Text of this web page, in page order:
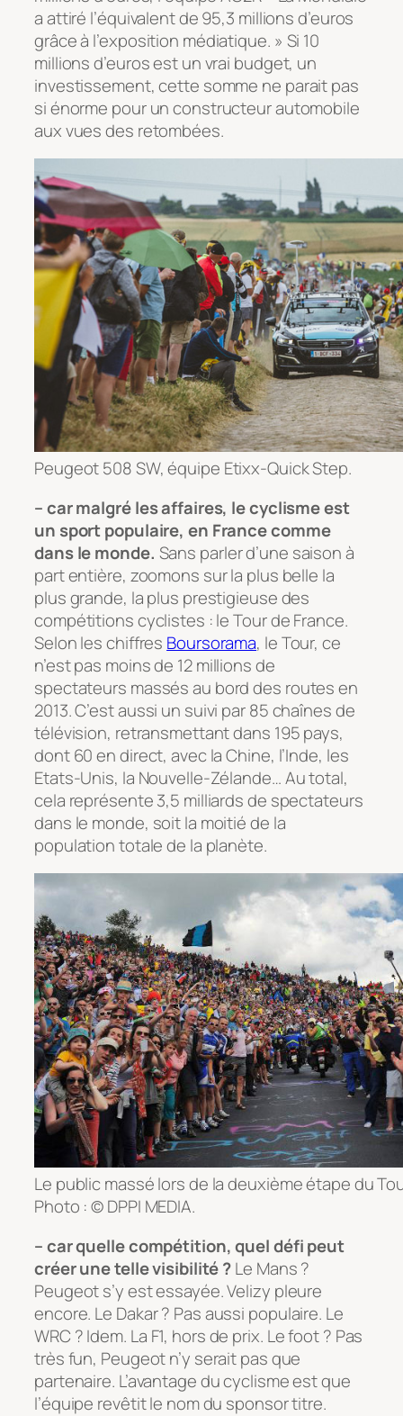
a attiré l’équivalent de 95,3 millions d’euros
grâce à l’exposition médiatique. » Si 10
millions d’euros est un vrai budget, un
investissement, cette somme ne parait pas
si énorme pour un constructeur automobile
aux vues des retombées.
Peugeot 508 SW, équipe Etixx-Quick Step.
– car malgré les affaires, le cyclisme est
un sport populaire, en France comme
dans le monde. Sans parler d’une saison à
part entière, zoomons sur la plus belle la
plus grande, la plus prestigieuse des
compétitions cyclistes : le Tour de France.
Selon les chiffres Boursorama, le Tour, ce
n’est pas moins de 12 millions de
spectateurs massés au bord des routes en
2013. C’est aussi un suivi par 85 chaînes de
télévision, retransmettant dans 195 pays,
dont 60 en direct, avec la Chine, l’Inde, les
Etats-Unis, la Nouvelle-Zélande… Au total,
cela représente 3,5 milliards de spectateurs
dans le monde, soit la moitié de la
population totale de la planète.
Le public massé lors de la deuxième étape du
Photo : © DPPI MEDIA.
– car quelle compétition, quel défi peut
créer une telle visibilité ?Le Mans ?
Peugeot s’y est essayée. Velizy pleure
encore. Le Dakar ? Pas aussi populaire. Le
WRC ? Idem. La F1, hors de prix. Le foot ? Pas
très fun, Peugeot n’y serait pas que
partenaire. L’avantage du cyclisme est que
l’équipe revêtit le nom du sponsor titre.